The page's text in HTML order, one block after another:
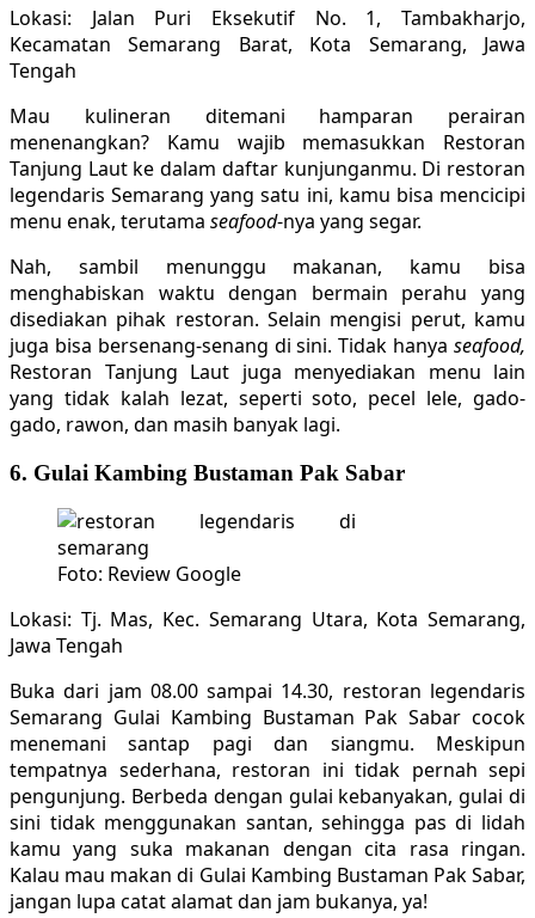
Lokasi: Jalan Puri Eksekutif No. 1, Tambakharjo,
Kecamatan Semarang Barat, Kota Semarang, Jawa
Tengah
Mau kulineran ditemani hamparan perairan
menenangkan? Kamu wajib memasukkan Restoran
Tanjung Laut ke dalam daftar kunjunganmu. Di restoran
legendaris Semarang yang satu ini, kamu bisa mencicipi
menu enak, terutama seafood-nya yang segar.
Nah, sambil menunggu makanan, kamu bisa
menghabiskan waktu dengan bermain perahu yang
disediakan pihak restoran. Selain mengisi perut, kamu
juga bisa bersenang-senang di sini. Tidak hanya seafood,
Restoran Tanjung Laut juga menyediakan menu lain
yang tidak kalah lezat, seperti soto, pecel lele, gado-
gado, rawon, dan masih banyak lagi.
6. Gulai Kambing Bustaman Pak Sabar
Foto: Review Google
Lokasi: Tj. Mas, Kec. Semarang Utara, Kota Semarang,
Jawa Tengah
Buka dari jam 08.00 sampai 14.30, restoran legendaris
Semarang Gulai Kambing Bustaman Pak Sabar cocok
menemani santap pagi dan siangmu. Meskipun
tempatnya sederhana, restoran ini tidak pernah sepi
pengunjung. Berbeda dengan gulai kebanyakan, gulai di
sini tidak menggunakan santan, sehingga pas di lidah
kamu yang suka makanan dengan cita rasa ringan.
Kalau mau makan di Gulai Kambing Bustaman Pak Sabar,
jangan lupa catat alamat dan jam bukanya, ya!